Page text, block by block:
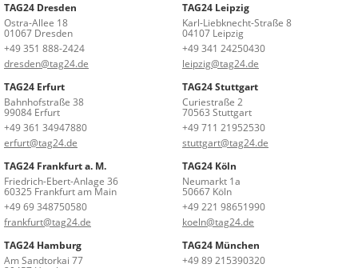
TAG24 Dresden
Ostra-Allee 18
01067 Dresden
+49 351 888-2424
dresden@tag24.de
TAG24 Leipzig
Karl-Liebknecht-Straße 8
04107 Leipzig
+49 341 24250430
leipzig@tag24.de
TAG24 Erfurt
Bahnhofstraße 38
99084 Erfurt
+49 361 34947880
erfurt@tag24.de
TAG24 Stuttgart
Curiestraße 2
70563 Stuttgart
+49 711 21952530
stuttgart@tag24.de
TAG24 Frankfurt a. M.
Friedrich-Ebert-Anlage 36
60325 Frankfurt am Main
+49 69 348750580
frankfurt@tag24.de
TAG24 Köln
Neumarkt 1a
50667 Köln
+49 221 98651990
koeln@tag24.de
TAG24 Hamburg
Am Sandtorkai 77
TAG24 München
+49 89 215390320